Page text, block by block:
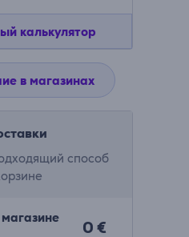
калькулятор
в магазинах
способ
0 €